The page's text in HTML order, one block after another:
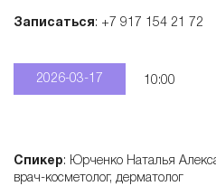
Записаться: +7 917 154 21 72
2026-03-17 10:00
Спикер: Юрченко Наталья
врач-косметолог, дерматолог